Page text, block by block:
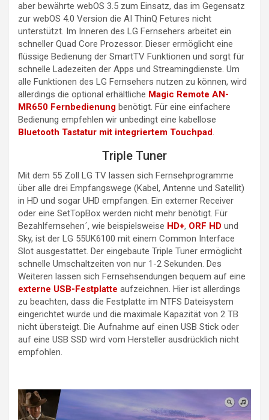
aber bewährte webOS 3.5 zum Einsatz, das im Gegensatz
zur webOS 4.0 Version die AI ThinQ Fetures nicht
unterstützt. Im Inneren des LG Fernsehers arbeitet ein
schneller Quad Core Prozessor. Dieser ermöglicht eine
flüssige Bedienung der SmartTV Funktionen und sorgt für
schnelle Ladezeiten der Apps und Streamingdienste. Um
alle Funktionen des LG Fernsehers nutzen zu können, wird
allerdings die optional erhältliche Magic Remote AN-
MR650 Fernbedienung benötigt. Für eine einfachere
Bedienung empfehlen wir unbedingt eine kabellose
Bluetooth Tastatur mit integriertem Touchpad.
Triple Tuner
Mit dem 55 Zoll LG TV lassen sich Fernsehprogramme
über alle drei Empfangswege (Kabel, Antenne und Satellit)
in HD und sogar UHD empfangen. Ein externer Receiver
oder eine SetTopBox werden nicht mehr benötigt. Für
Bezahlfernsehen´, wie beispielsweise HD+, ORF HD und
Sky, ist der LG 55UK6100 mit einem Common Interface
Slot ausgestattet. Der eingebaute Triple Tuner ermöglicht
schnelle Umschaltzeiten von nur 1-2 Sekunden. Des
Weiteren lassen sich Fernsehsendungen bequem auf eine
externe USB-Festplatte aufzeichnen. Hier ist allerdings
zu beachten, dass die Festplatte im NTFS Dateisystem
eingerichtet wurde und die maximale Kapazität von 2 TB
nicht übersteigt. Die Aufnahme auf einen USB Stick oder
auf eine USB SSD wird vom Hersteller ausdrücklich nicht
empfohlen.